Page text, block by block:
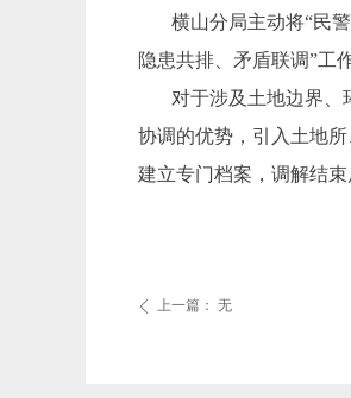
横山分局主动将“民
隐患共排、矛盾联调”工
对于涉及土地边界、
协调的优势，引入土地
建立专门档案，调解结
ꄴ 上一篇： 无